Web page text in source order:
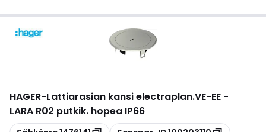
HAGER-Lattiarasian kansi electraplan.VE-EE -
LARA R02 putkik. hopea IP66
Kopioi Kopioi